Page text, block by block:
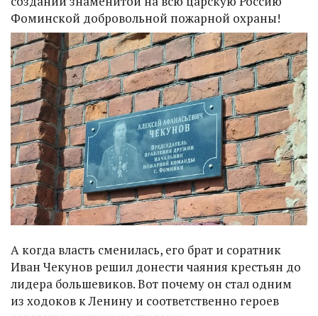
Фоминской добровольной пожарной охраны!
А когда власть сменилась, его брат и соратник
Иван Чекунов решил донести чаяния крестьян до
лидера большевиков. Вот почему он стал одним
из ходоков к Ленину и соответственно героев